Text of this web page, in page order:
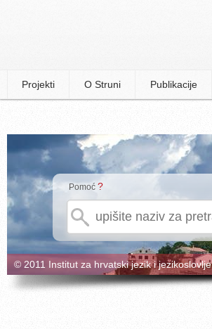
Projekti O Struni Publikacije
Pomoć ?
© 2011 Institut za hrvatski jezik i jezikoslovlje